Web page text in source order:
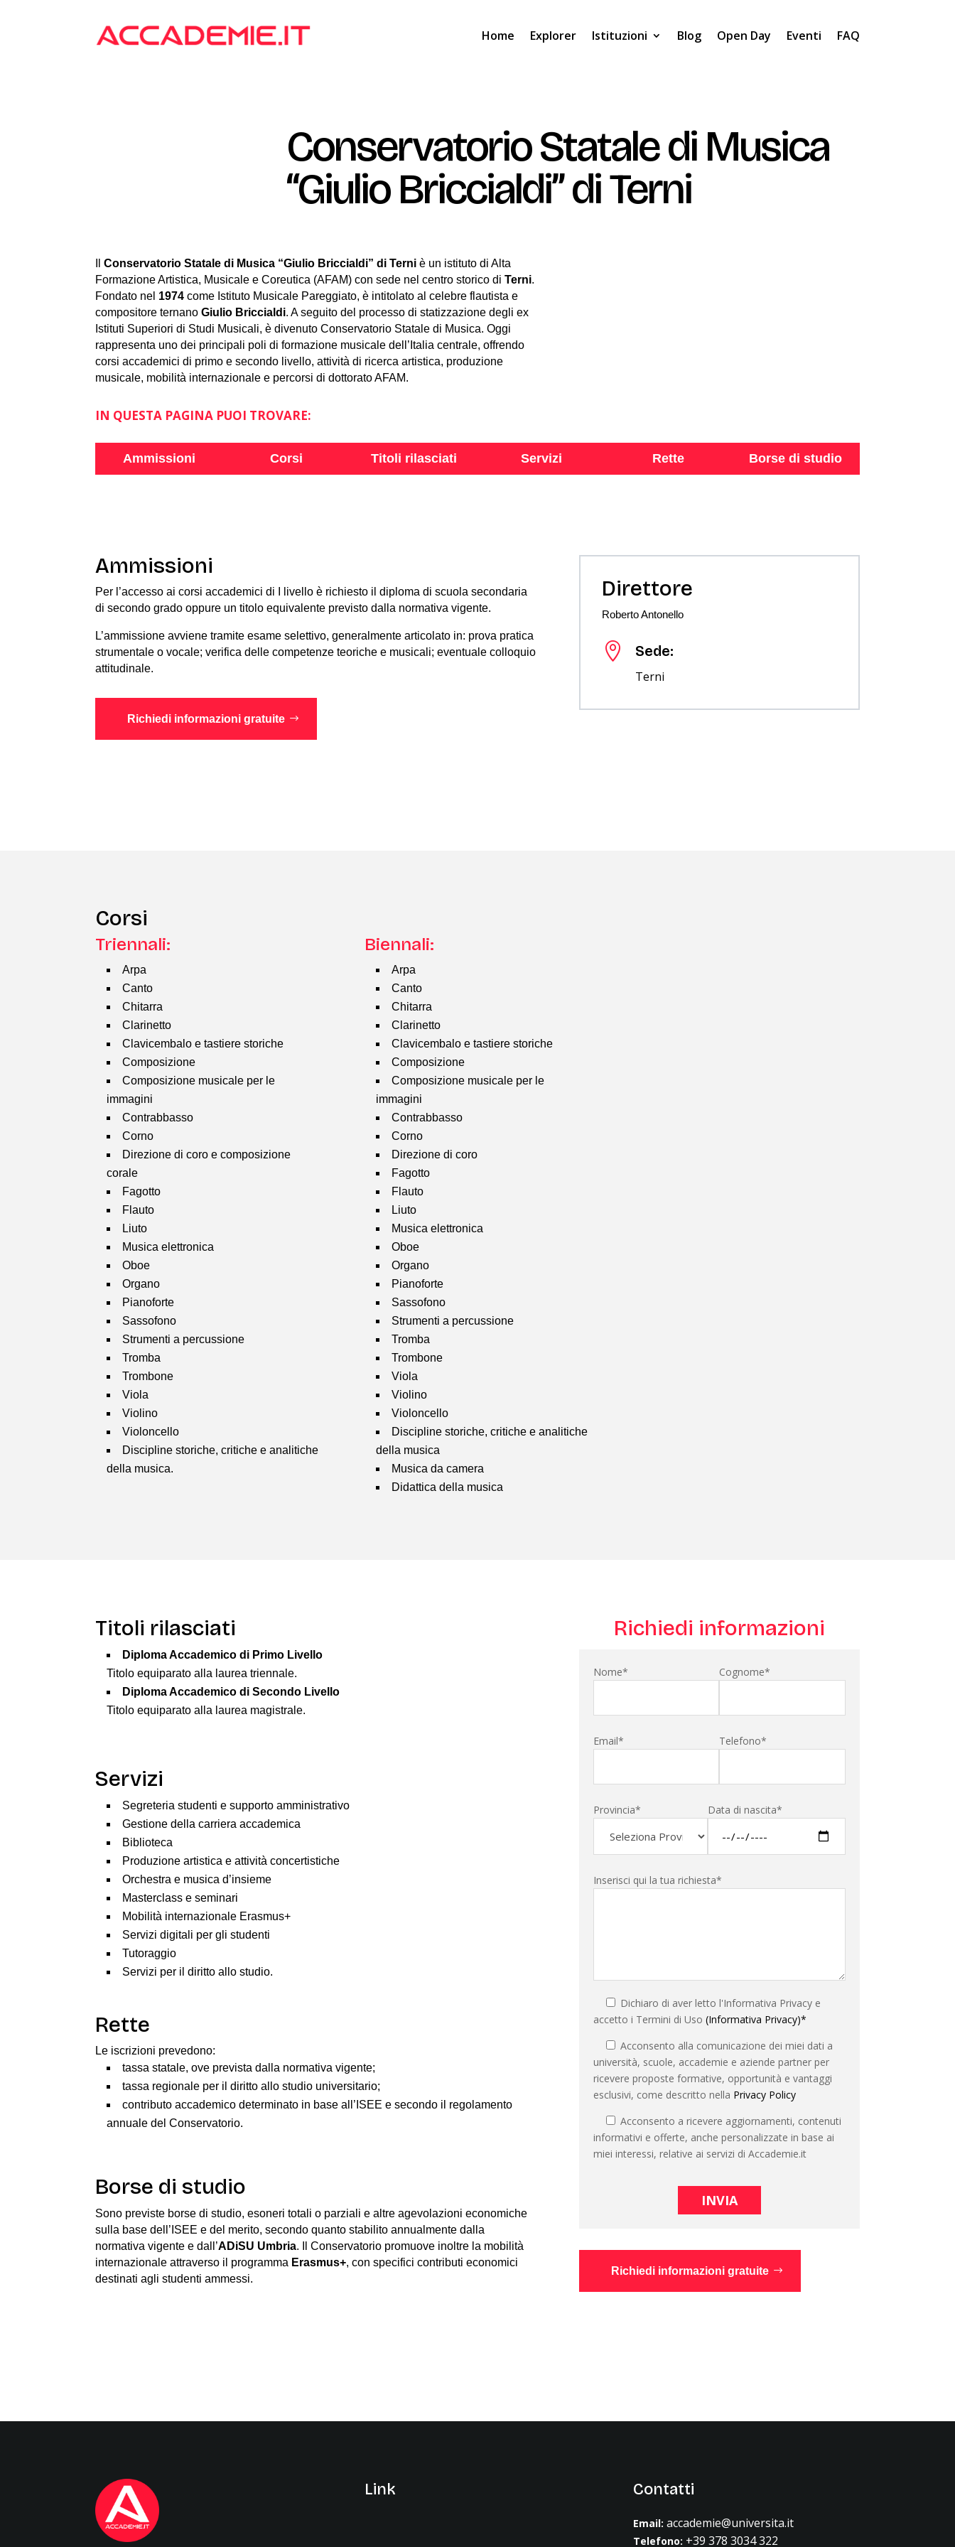
Home Explorer Istituzioni Blog Open Day Eventi FAQ
Conservatorio Statale di Musica
“Giulio Briccialdi” di Terni
IlConservatorio Statale di Musica “Giulio Briccialdi” di Terni è un istituto di Alta
Formazione Artistica, Musicale e Coreutica (AFAM) con sede nel centro storico diTerni.
Fondato nel 1974 come Istituto Musicale Pareggiato, è intitolato al celebre flautista e
compositore ternanoGiulio Briccialdi. A seguito del processo di statizzazione degli ex
Istituti Superiori di Studi Musicali, è divenuto Conservatorio Statale di Musica. Oggi
rappresenta uno dei principali poli di formazione musicale dell’Italia centrale, offrendo
corsi accademici di primo e secondo livello, attività di ricerca artistica, produzione
musicale, mobilità internazionale e percorsi di dottorato AFAM.
IN QUESTA PAGINA PUOI TROVARE:
Ammissioni Corsi Titoli rilasciati Servizi Rette Borse di studio
Ammissioni
Per l’accesso ai corsi accademici di I livello è richiesto il diploma di scuola secondaria
di secondo grado oppure un titolo equivalente previsto dalla normativa vigente.
L’ammissione avviene tramite esame selettivo, generalmente articolato in: prova pratica
strumentale o vocale; verifica delle competenze teoriche e musicali; eventuale colloquio
attitudinale.
Richiedi informazioni gratuite
Direttore
Roberto Antonello
 Sede:
Terni
Corsi
Triennali:
Arpa
Canto
Chitarra
Clarinetto
Clavicembalo e tastiere storiche
Composizione
Composizione musicale per le
immagini
Contrabbasso
Corno
Direzione di coro e composizione
corale
Fagotto
Flauto
Liuto
Musica elettronica
Oboe
Organo
Pianoforte
Sassofono
Strumenti a percussione
Tromba
Trombone
Viola
Violino
Violoncello
Discipline storiche, critiche e analitiche
della musica.
Biennali:
Arpa
Canto
Chitarra
Clarinetto
Clavicembalo e tastiere storiche
Composizione
Composizione musicale per le
immagini
Contrabbasso
Corno
Direzione di coro
Fagotto
Flauto
Liuto
Musica elettronica
Oboe
Organo
Pianoforte
Sassofono
Strumenti a percussione
Tromba
Trombone
Viola
Violino
Violoncello
Discipline storiche, critiche e analitiche
della musica
Musica da camera
Didattica della musica
Titoli rilasciati
Diploma Accademico di Primo Livello
Titolo equiparato alla laurea triennale.
Diploma Accademico di Secondo Livello
Titolo equiparato alla laurea magistrale.
Servizi
Segreteria studenti e supporto amministrativo
Gestione della carriera accademica
Biblioteca
Produzione artistica e attività concertistiche
Orchestra e musica d’insieme
Masterclass e seminari
Mobilità internazionale Erasmus+
Servizi digitali per gli studenti
Tutoraggio
Servizi per il diritto allo studio.
Rette
Le iscrizioni prevedono:
tassa statale, ove prevista dalla normativa vigente;
tassa regionale per il diritto allo studio universitario;
contributo accademico determinato in base all’ISEE e secondo il regolamento
annuale del Conservatorio.
Borse di studio
Sono previste borse di studio, esoneri totali o parziali e altre agevolazioni economiche
sulla base dell’ISEE e del merito, secondo quanto stabilito annualmente dalla
normativa vigente e dall’ADiSU Umbria. Il Conservatorio promuove inoltre la mobilità
internazionale attraverso il programma Erasmus+, con specifici contributi economici
destinati agli studenti ammessi.
Richiedi informazioni
Nome* Cognome*
Email* Telefono*
Provincia* Data di nascita*
Inserisci qui la tua richiesta*
Dichiaro di aver letto l'Informativa Privacy e
accetto i Termini di Uso (Informativa Privacy)*
Acconsento alla comunicazione dei miei dati a
università, scuole, accademie e aziende partner per
ricevere proposte formative, opportunità e vantaggi
esclusivi, come descritto nella Privacy Policy
Acconsento a ricevere aggiornamenti, contenuti
informativi e offerte, anche personalizzate in base ai
miei interessi, relative ai servizi di Accademie.it
Richiedi informazioni gratuite
Link Contatti
Email: accademie@universita.it
Telefono: +39 378 3034 322